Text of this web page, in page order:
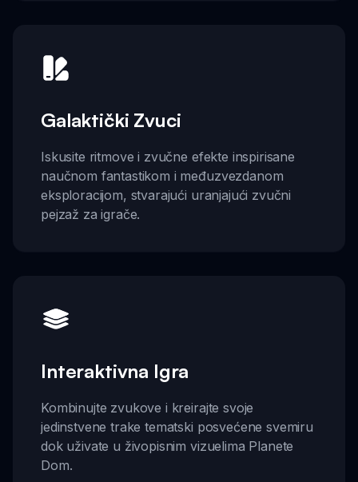
Galaktički Zvuci
Iskusite ritmove i zvučne efekte inspirisane
naučnom fantastikom i međuzvezdanom
eksploracijom, stvarajući uranjajući zvučni
pejzaž za igrače.
Interaktivna Igra
Kombinujte zvukove i kreirajte svoje
jedinstvene trake tematski posvećene svemiru
dok uživate u živopisnim vizuelima Planete
Dom.